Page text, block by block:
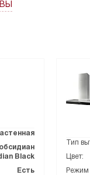
Black
Есть
Тип
Цвет:
Режим